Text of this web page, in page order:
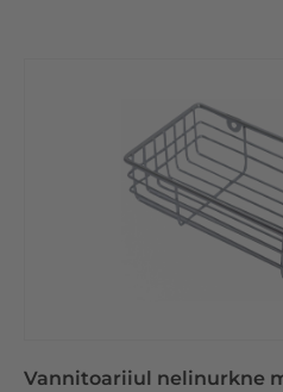
Vannitoariiul nelinurkne